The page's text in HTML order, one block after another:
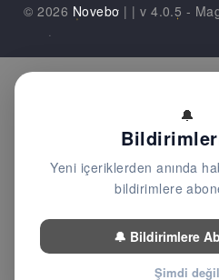
© 2026 Novebo | | v 4.0.5 -
🔔
Yeni içeriklerden anında
bildirimlere
🔔 Bildirimlere
Şimdi değil